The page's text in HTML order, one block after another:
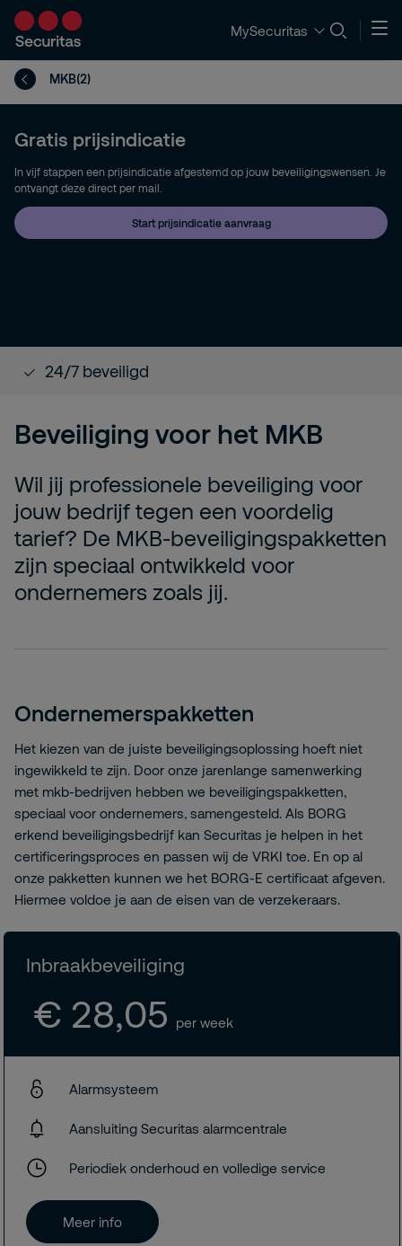
MySecuritas
MKB(2)
Gratis prijsindicatie
In vijf stappen een prijsindicatie afgestemd op jouw beveiligingswensen. Je
ontvangt deze direct per mail.
Start prijsindicatie aanvraag
24/7 beveiligd
Beveiliging voor het MKB
Wil jij professionele beveiliging voor
jouw bedrijf tegen een voordelig
tarief? De MKB-beveiligingspakketten
zijn speciaal ontwikkeld voor
ondernemers zoals jij.
Ondernemerspakketten
Het kiezen van de juiste beveiligingsoplossing hoeft niet
ingewikkeld te zijn. Door onze jarenlange samenwerking
met mkb-bedrijven hebben we beveiligingspakketten,
speciaal voor ondernemers, samengesteld. Als BORG
erkend beveiligingsbedrijf kan Securitas je helpen in het
certificeringsproces en passen wij de VRKI toe. En op al
onze pakketten kunnen we het BORG-E certificaat afgeven.
Hiermee voldoe je aan de eisen van de verzekeraars.
Inbraakbeveiliging
€ 28,05 per week
Alarmsysteem
Aansluiting Securitas alarmcentrale
Periodiek onderhoud en volledige service
Meer info